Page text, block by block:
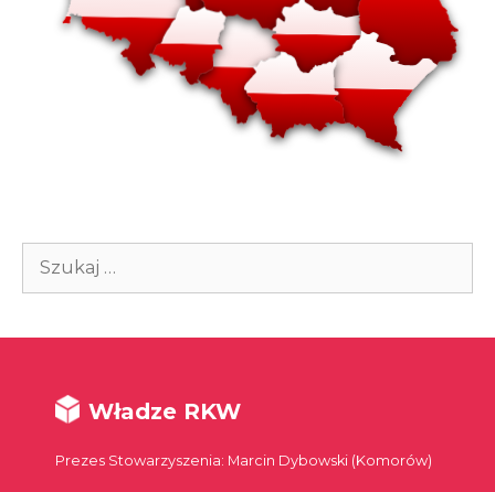
Szukaj:
Władze RKW
Prezes Stowarzyszenia: Marcin Dybowski (Komorów)